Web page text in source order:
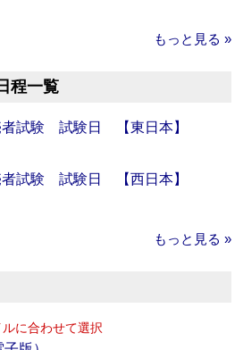
もっと見る »
程一覧
試験 試験日 【東日本】
試験 試験日 【西日本】
もっと見る »
に合わせて選択